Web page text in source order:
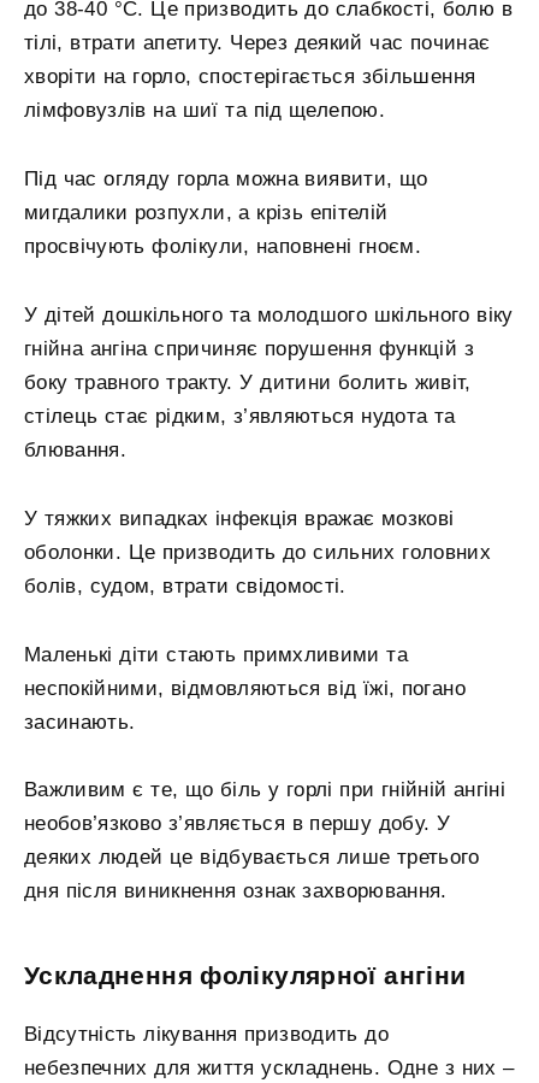
до 38-40 °C. Це призводить до слабкості, болю в
тілі, втрати апетиту. Через деякий час починає
хворіти на горло, спостерігається збільшення
лімфовузлів на шиї та під щелепою.
Під час огляду горла можна виявити, що
мигдалики розпухли, а крізь епітелій
просвічують фолікули, наповнені гноєм.
У дітей дошкільного та молодшого шкільного віку
гнійна ангіна спричиняє порушення функцій з
боку травного тракту. У дитини болить живіт,
стілець стає рідким, з’являються нудота та
блювання.
У тяжких випадках інфекція вражає мозкові
оболонки. Це призводить до сильних головних
болів, судом, втрати свідомості.
Маленькі діти стають примхливими та
неспокійними, відмовляються від їжі, погано
засинають.
Важливим є те, що біль у горлі при гнійній ангіні
необов’язково з’являється в першу добу. У
деяких людей це відбувається лише третього
дня після виникнення ознак захворювання.
Ускладнення фолікулярної ангіни
Відсутність лікування призводить до
небезпечних для життя ускладнень. Одне з них –